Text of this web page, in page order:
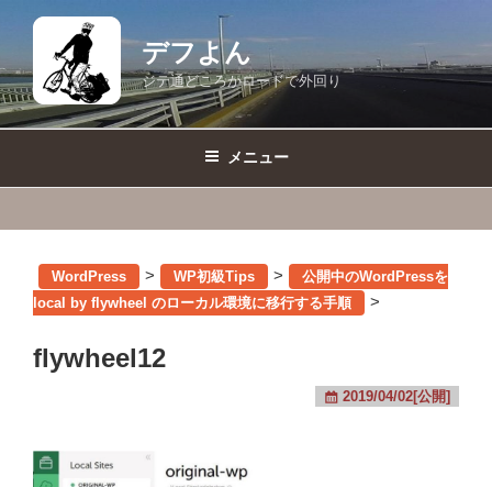
テ
ン
ツ
デフよん
ジテ通どころかロードで外回り
メニュー
WordPress > WP初級Tips >
公開中のWordPressを
local by flywheel のローカル環境に移行する手順
>
flywheel12
2019/04/02[公開]